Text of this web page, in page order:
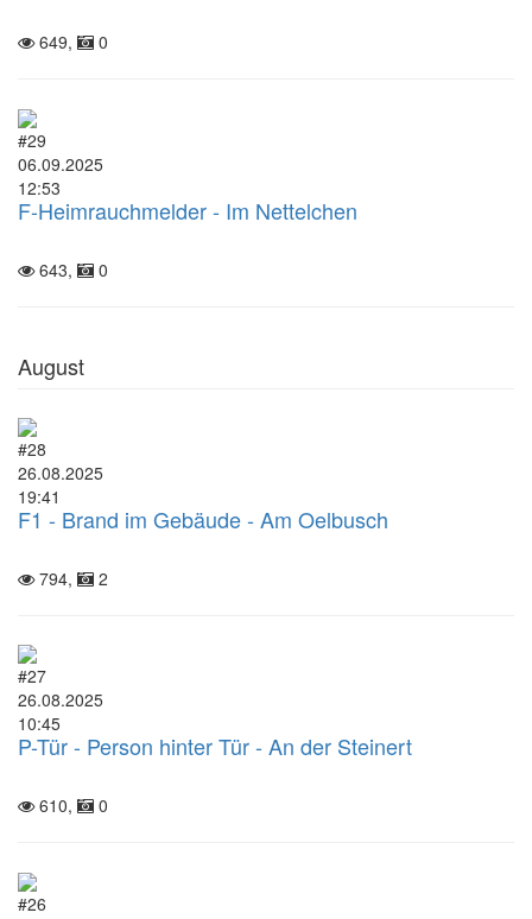
649, 0
#29
06.09.2025
12:53
F-Heimrauchmelder - Im Nettelchen
643, 0
August
#28
26.08.2025
19:41
F1 - Brand im Gebäude - Am Oelbusch
794, 2
#27
26.08.2025
10:45
P-Tür - Person hinter Tür - An der Steinert
610, 0
#26